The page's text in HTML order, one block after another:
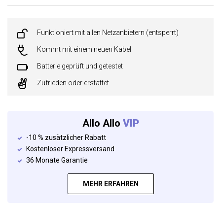
Funktioniert mit allen Netzanbietern (entsperrt)
Kommt mit einem neuen Kabel
Batterie geprüft und getestet
Zufrieden oder erstattet
Allo Allo VIP
-10 % zusätzlicher Rabatt
Kostenloser Expressversand
36 Monate Garantie
MEHR ERFAHREN